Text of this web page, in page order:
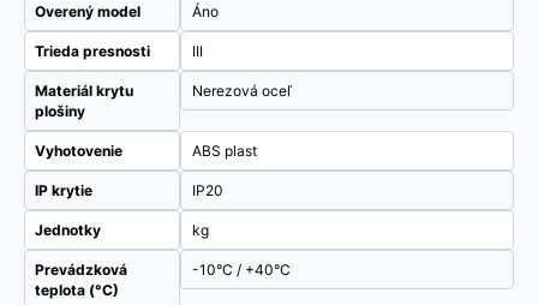
Overený model Áno
Trieda presnosti III
Materiál krytu
plošiny
Nerezová oceľ
Vyhotovenie ABS plast
IP krytie IP20
Jednotky kg
Prevádzková
teplota (°C)
-10°C / +40°C